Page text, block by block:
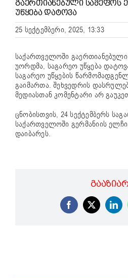
ᲒᲐᲔᲠᲗᲘᲐᲜᲔᲑᲣᲚᲘ ᲡᲐᲛᲔᲤᲝᲡ
ᲣᲬᲧᲔᲑᲐ ᲓᲐᲢᲝᲕᲐ
25 სექტემბერი, 2025, 13:33
საქართველოში
უორდმა, საგარეო უწყება
საგარეო უწყების
გაიმართა. შეხვედრის
მედიასთან კომენტარი არ
ცნობისთვის, 24 სექტემბერს
საქართველოში გერმანიის
დაიბარეს.
Facebook
X